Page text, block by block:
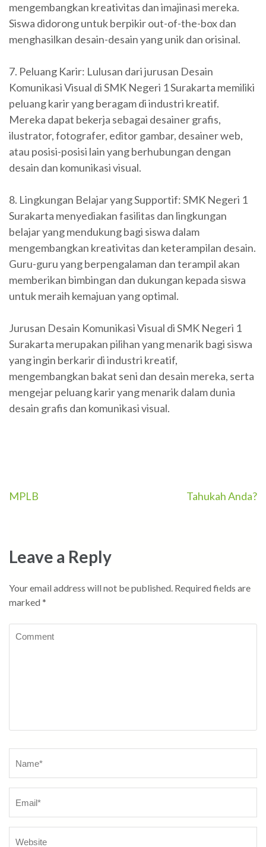
mengembangkan kreativitas dan imajinasi mereka.
Siswa didorong untuk berpikir out-of-the-box dan
menghasilkan desain-desain yang unik dan orisinal.
7. Peluang Karir: Lulusan dari jurusan Desain
Komunikasi Visual di SMK Negeri 1 Surakarta memiliki
peluang karir yang beragam di industri kreatif.
Mereka dapat bekerja sebagai desainer grafis,
ilustrator, fotografer, editor gambar, desainer web,
atau posisi-posisi lain yang berhubungan dengan
desain dan komunikasi visual.
8. Lingkungan Belajar yang Supportif: SMK Negeri 1
Surakarta menyediakan fasilitas dan lingkungan
belajar yang mendukung bagi siswa dalam
mengembangkan kreativitas dan keterampilan desain.
Guru-guru yang berpengalaman dan terampil akan
memberikan bimbingan dan dukungan kepada siswa
untuk meraih kemajuan yang optimal.
Jurusan Desain Komunikasi Visual di SMK Negeri 1
Surakarta merupakan pilihan yang menarik bagi siswa
yang ingin berkarir di industri kreatif,
mengembangkan bakat seni dan desain mereka, serta
mengejar peluang karir yang menarik dalam dunia
desain grafis dan komunikasi visual.
Post
MPLB Tahukah Anda?
Leave a Reply
Your email address will not be published. Required fields are
marked *
Comment